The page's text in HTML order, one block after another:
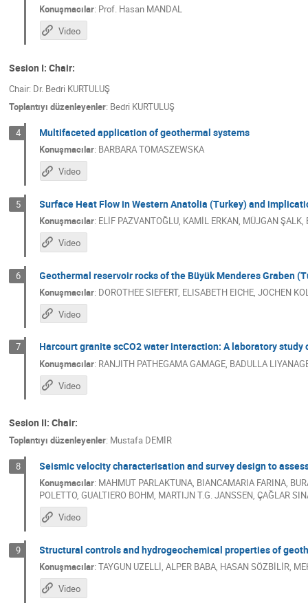
Konuşmacılar: Prof. Hasan MANDAL
Video
Sesion I: Chair:
Chair: Dr. Bedri KURTULUŞ
Toplantıyı düzenleyenler: Bedri KURTULUŞ
4 Multifaceted application of geothermal systems
Konuşmacılar: BARBARA TOMASZEWSKA
Video
5 Surface Heat Flow in Western Anatolia (Turkey) and
Konuşmacılar: ELİF PAZVANTOĞLU, KAMİL ERKAN, MÜJGAN ŞALK,
Video
6 Geothermal reservoir rocks of the Büyük Menderes Graben
Konuşmacılar: DOROTHEE SIEFERT, ELISABETH EICHE,JOCHEN
Video
7 Harcourt granite scCO2 water interaction: A laboratory
Konuşmacılar: RANJITH PATHEGAMA GAMAGE, BADULLA
Video
Sesion II: Chair:
Toplantıyı düzenleyenler: Mustafa DEMİR
8 Seismic velocity characterisation and survey design to
Konuşmacılar: MAHMUT PARLAKTUNA, BIANCAMARIA FARINA,
POLETTO,GUALTIERO BOHM, MARTIJN T.G. JANSSEN,ÇAĞLAR
Video
9 Structural controls and hydrogeochemical properties of
Konuşmacılar:TAYGUN UZELLİ,ALPER BABA, HASAN SÖZBİLİR,
Video